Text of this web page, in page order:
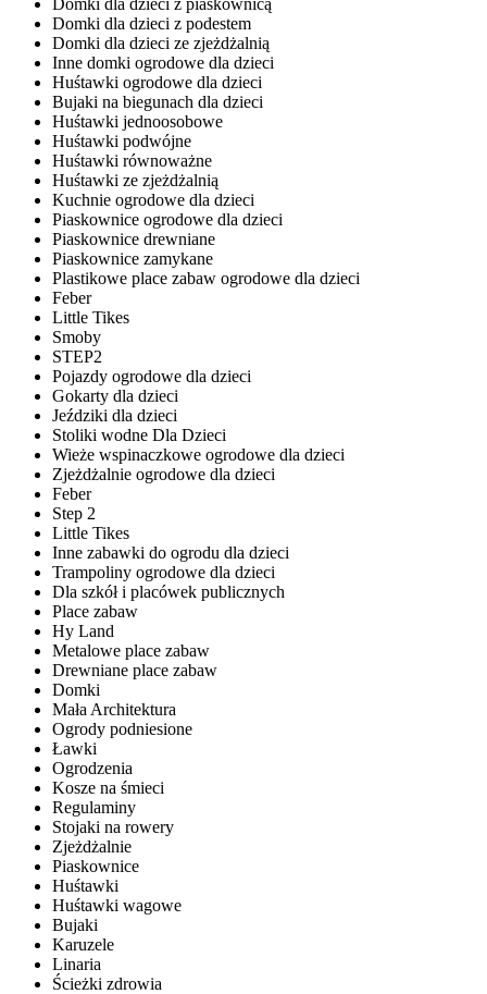
Domki dla dzieci z piaskownicą
Domki dla dzieci z podestem
Domki dla dzieci ze zjeżdżalnią
Inne domki ogrodowe dla dzieci
Huśtawki ogrodowe dla dzieci
Bujaki na biegunach dla dzieci
Huśtawki jednoosobowe
Huśtawki podwójne
Huśtawki równoważne
Huśtawki ze zjeżdżalnią
Kuchnie ogrodowe dla dzieci
Piaskownice ogrodowe dla dzieci
Piaskownice drewniane
Piaskownice zamykane
Plastikowe place zabaw ogrodowe dla dzieci
Feber
Little Tikes
Smoby
STEP2
Pojazdy ogrodowe dla dzieci
Gokarty dla dzieci
Jeździki dla dzieci
Stoliki wodne Dla Dzieci
Wieże wspinaczkowe ogrodowe dla dzieci
Zjeżdżalnie ogrodowe dla dzieci
Feber
Step 2
Little Tikes
Inne zabawki do ogrodu dla dzieci
Trampoliny ogrodowe dla dzieci
Dla szkół i placówek publicznych
Place zabaw
Hy Land
Metalowe place zabaw
Drewniane place zabaw
Domki
Mała Architektura
Ogrody podniesione
Ławki
Ogrodzenia
Kosze na śmieci
Regulaminy
Stojaki na rowery
Zjeżdżalnie
Piaskownice
Huśtawki
Huśtawki wagowe
Bujaki
Karuzele
Linaria
Ścieżki zdrowia